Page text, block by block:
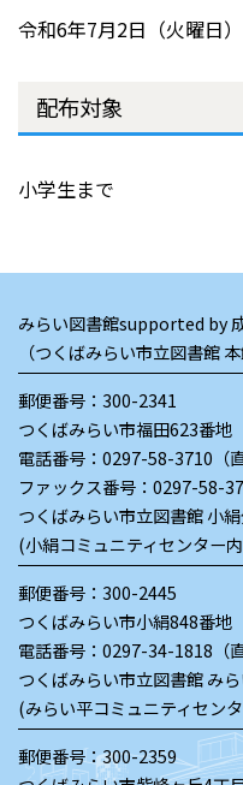
令和6年7月2日（火曜日
配布対象
小学生まで
みらい図書館supported by
（つくばみらい市立図書館 本
郵便番号：300-2341
つくばみらい市福田623番地
電話番号： 0297-58-3710（直
ファックス番号：0297-58-
つくばみらい市立図書館 小
(小絹コミュニティセンター
郵便番号：300-2445
つくばみらい市小絹848番地
電話番号： 0297-34-1818（直
つくばみらい市立図書館 み
(みらい平コミュニティセン
郵便番号：300-2359